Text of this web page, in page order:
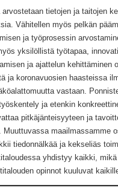
arvostetaan tietojen ja taitojen
Vähitellen myös pelkän
ja työprosessin
yksilöllistä työtapaa,
ja ajattelun kehittäminen
ja koronavuosien haasteissa
vastaan.
ja etenkin
pitkäjänteisyyteen ja
Muuttuvassa maailmassamme
tiedonnälkää ja kekseliäs
yhdistyy kaikki,
opinnot kuuluvat